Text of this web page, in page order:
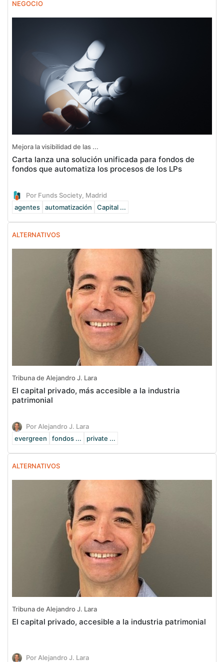
NEGOCIO
Mejora la visibilidad de las ...
Carta lanza una solución unificada para fondos de
fondos que automatiza los procesos de los LPs
Por Funds Society, Madrid
agentes
automatización Capital ...
ALTERNATIVOS
Tribuna de Alejandro J. Lara
El capital privado, más accesible a la industria
patrimonial
Por Alejandro J. Lara
evergreen
fondos ... private ...
ALTERNATIVOS
Tribuna de Alejandro J. Lara
El capital privado, accesible a la industria patrimonial
Por Alejandro J. Lara